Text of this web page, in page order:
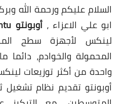
السلام عليكم ورحمة الله
ابو علي الاعزاء ،أوبونتو
لينكس لأجهزة سطح
المحمولة والخوادم،
واحدة من أكثر توزيعات
أوبونتو تقديم نظام